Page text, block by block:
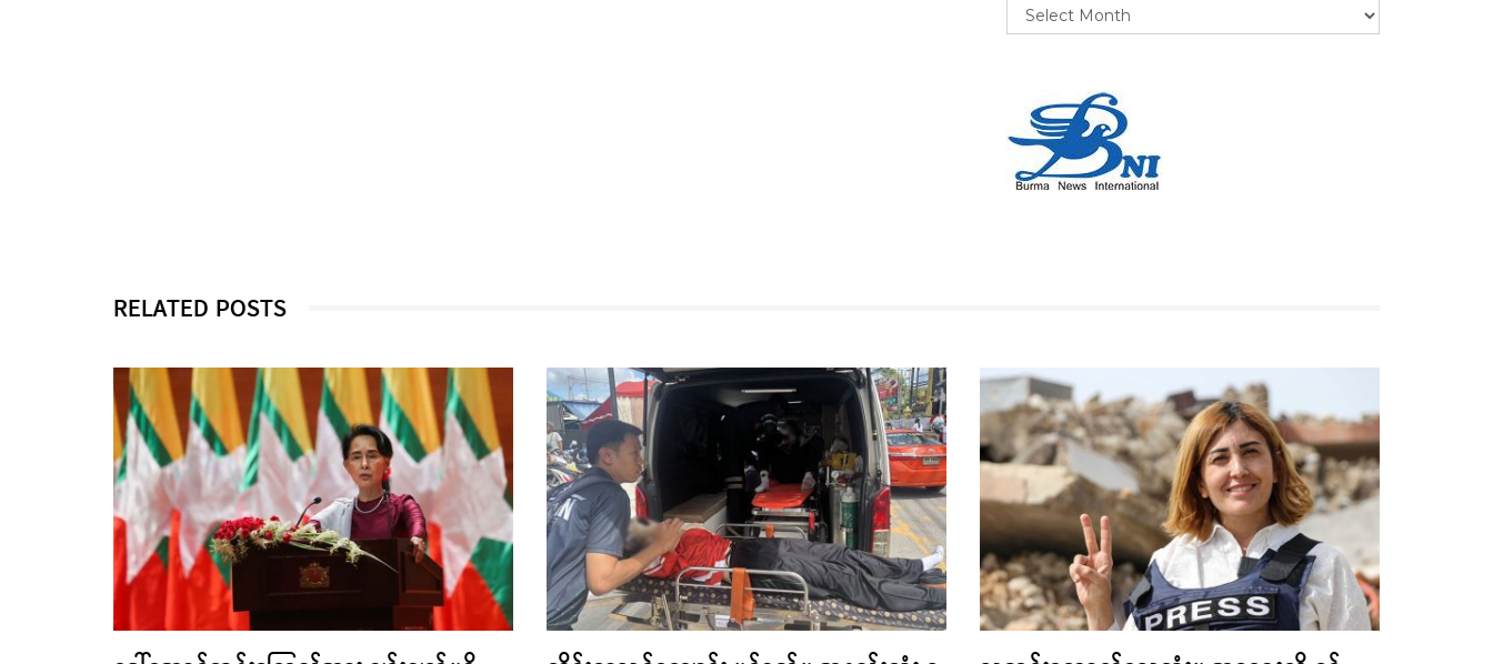
RELATED POSTS